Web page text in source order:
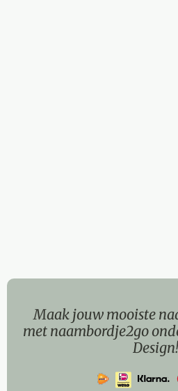
Maak jouw mooiste
met naambordje2go
Design!